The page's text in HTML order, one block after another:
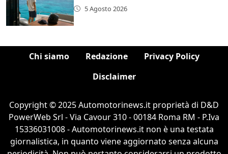
5 Agosto 2026
Chi siamo Redazione
Privacy Policy
Disclaimer
Copyright © 2025 Automotorinews.it proprietà di D&D
PowerWeb Srl - Via Cavour 310 - 00184 Roma RM - P.Iva
15336031008 - Automotorinews.it non è una testata
giornalistica, in quanto viene aggiornato senza alcuna